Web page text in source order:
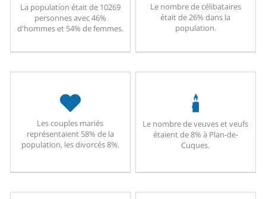
La population était de 10269
personnes avec 46%
d'hommes et 54% de femmes.
Le nombre de célibataires
était de 26% dans la
population.
Les couples mariés
représentaient 58% de la
population, les divorcés 8%.
Le nombre de veuves et veufs
étaient de 8% à Plan-de-
Cuques.